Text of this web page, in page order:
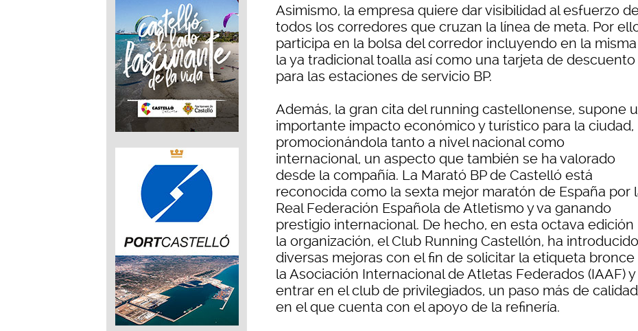
Asimismo, la empresa quiere dar visibilidad al esfuerzo
todos los corredores que cruzan la línea de meta. Por
participa en la bolsa del corredor incluyendo en la misma
la ya tradicional toalla así como una tarjeta de descuento
para las estaciones de servicio BP.
Además, la gran cita del running castellonense, supone
importante impacto económico y turístico para la ciudad,
promocionándola tanto a nivel nacional como
internacional, un aspecto que también se ha valorado
desde la compañía. La Marató BP de Castelló está
reconocida como la sexta mejor maratón de España por
Real Federación Española de Atletismo y va ganando
prestigio internacional. De hecho, en esta octava edición
la organización, el Club Running Castellón, ha introducido
diversas mejoras con el fin de solicitar la etiqueta bronce
la Asociación Internacional de Atletas Federados (IAAF) y
entrar en el club de privilegiados, un paso más de calidad
en el que cuenta con el apoyo de la refinería.